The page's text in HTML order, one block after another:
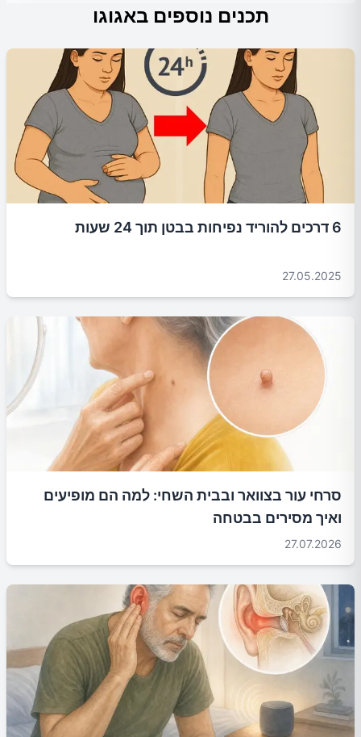
תכנים נוספים באגוגו
6 דרכים להוריד נפיחות בבטן תוך 24 שעות
27.05.2025
סרחי עור בצוואר ובבית השחי: למה הם מופיעים
ואיך מסירים בבטחה
27.07.2026